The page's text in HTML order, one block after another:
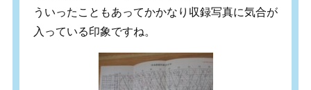
ういったこともあってかかなり収録写真に気合が
入っている印象ですね。